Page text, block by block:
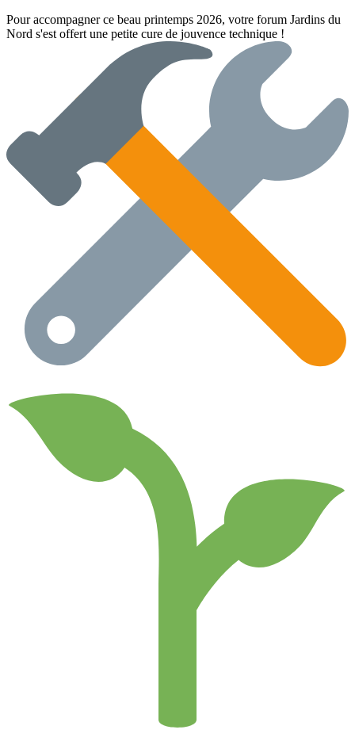
Pour accompagner ce beau printemps 2026, votre forum Jardins du
Nord s'est offert une petite cure de jouvence technique !